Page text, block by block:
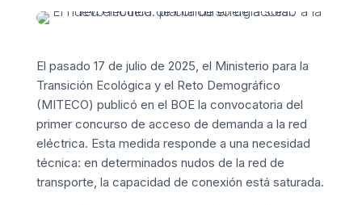
El pasado 17 de julio de 2025, el Ministerio para la
Transición Ecológica y el Reto Demográfico
(MITECO) publicó en el BOE la convocatoria del
primer concurso de acceso de demanda a la red
eléctrica. Esta medida responde a una necesidad
técnica: en determinados nudos de la red de
transporte, la capacidad de conexión está saturada.